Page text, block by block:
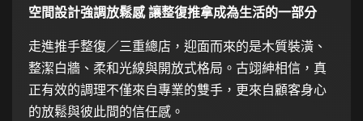
空間設計強調放鬆感 讓整復推拿成為生活的一部分
走進推手整復／三重總店，迎面而來的是木質裝潢、
整潔白牆、柔和光線與開放式格局。古翊紳相信，真
正有效的調理不僅來自專業的雙手，更來自顧客身心
的放鬆與彼此間的信任感。